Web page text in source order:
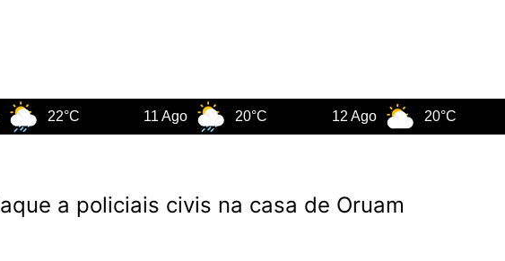
20°C 20°C
a policiais civis na casa de Oruam